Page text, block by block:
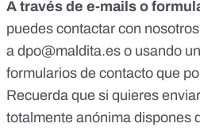
A través de e-mails o
puedes contactar con
a dpo@maldita.es o usando
formularios de contacto que
Recuerda que si quieres
totalmente anónima dispones